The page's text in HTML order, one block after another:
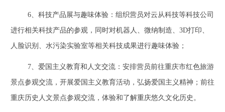
6、科技产品展与趣味体验：组织营员对云从科技等科技公司
进行相关科技产品的参观，同时对机器人、微纳制造、 3D打印、
人脸识别、水污染实验室等相关科技成果进行趣味体验；
7、爱国主义教育和人文交流：安排营员前往重庆市红色旅游
景点参观交流，开展爱国主义教育活动，弘扬爱国主义精神；前往
重庆历史人文景点参观交流，体验和了解重庆悠久文化历史。